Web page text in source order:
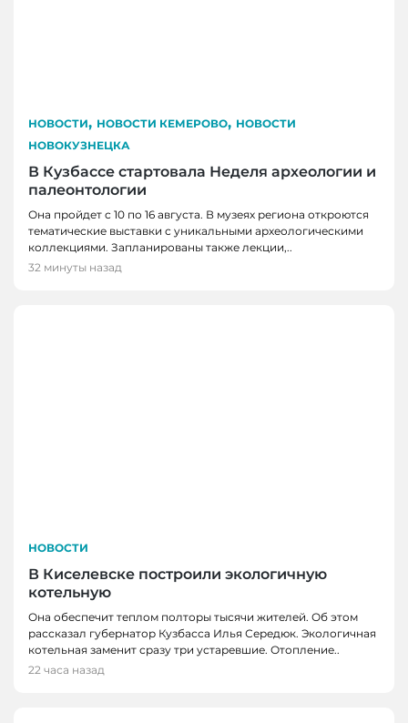
НОВОСТИ, НОВОСТИ КЕМЕРОВО, НОВОСТИ
НОВОКУЗНЕЦКА
В Кузбассе стартовала Неделя археологии и
палеонтологии
Она пройдет с 10 по 16 августа. В музеях региона откроются
тематические выставки с уникальными археологическими
коллекциями. Запланированы также лекции,..
32 минуты назад
НОВОСТИ
В Киселевске построили экологичную
котельную
Она обеспечит теплом полторы тысячи жителей. Об этом
рассказал губернатор Кузбасса Илья Середюк. Экологичная
котельная заменит сразу три устаревшие. Отопление..
22 часа назад